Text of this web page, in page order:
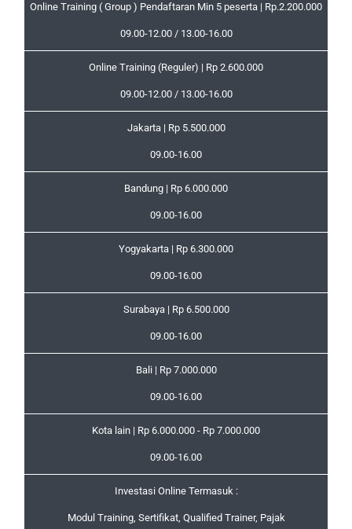
Online Training ( Group ) Pendaftaran Min 5 peserta | Rp.2.200.000
09.00-12.00 / 13.00-16.00
Online Training (Reguler) | Rp 2.600.000
09.00-12.00 / 13.00-16.00
Jakarta | Rp 5.500.000
09.00-16.00
Bandung | Rp 6.000.000
09.00-16.00
Yogyakarta | Rp 6.300.000
09.00-16.00
Surabaya | Rp 6.500.000
09.00-16.00
Bali | Rp 7.000.000
09.00-16.00
Kota lain | Rp 6.000.000 - Rp 7.000.000
09.00-16.00
Investasi Online Termasuk :
Modul Training, Sertifikat, Qualified Trainer, Pajak